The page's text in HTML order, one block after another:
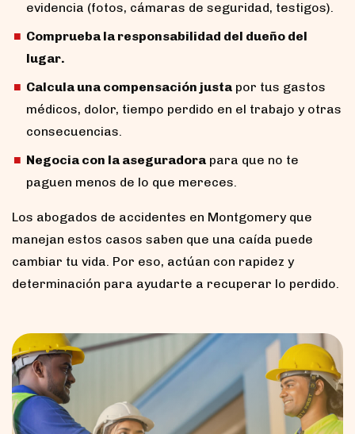
evidencia (fotos, cámaras de seguridad, testigos).
Comprueba la responsabilidad del dueño del
lugar.
Calcula una compensación justa por tus gastos
médicos, dolor, tiempo perdido en el trabajo y otras
consecuencias.
Negocia con la aseguradora para que no te
paguen menos de lo que mereces.
Los abogados de accidentes en Montgomery que
manejan estos casos saben que una caída puede
cambiar tu vida. Por eso, actúan con rapidez y
determinación para ayudarte a recuperar lo perdido.